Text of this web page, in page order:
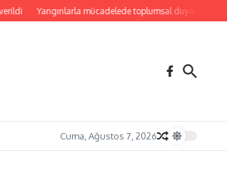
Yangınlarla mücadelede toplumsal duyarlılık için güç
Cuma, Ağustos 7, 2026